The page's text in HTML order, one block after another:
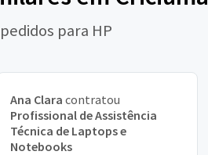
para HP
Ana Clara contratou
Profissional de Assistência
Técnica de Laptops e
Notebooks